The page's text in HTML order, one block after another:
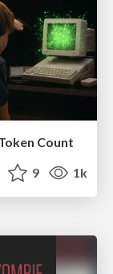
Count
9 1k